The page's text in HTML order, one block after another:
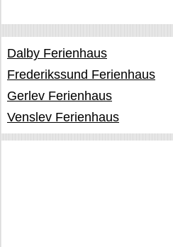
Dalby Ferienhaus
Frederikssund Ferienhaus
Gerlev Ferienhaus
Venslev Ferienhaus